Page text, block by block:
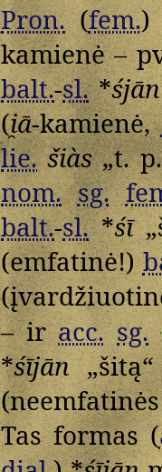
Pron.(fem.
kamienė –
balt.-sl.*śjān
(i̯ā-kamienė,
lie. šiàs„t.
nom. sg.
balt.-sl.*śī
(emfatinė!)
– iracc. sg.
*śījān
Tas formas (